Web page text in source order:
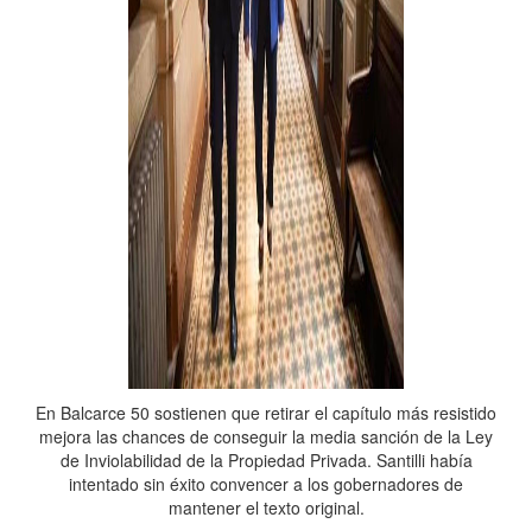
En Balcarce 50 sostienen que retirar el capítulo más resistido
mejora las chances de conseguir la media sanción de la Ley
de Inviolabilidad de la Propiedad Privada. Santilli había
intentado sin éxito convencer a los gobernadores de
mantener el texto original.